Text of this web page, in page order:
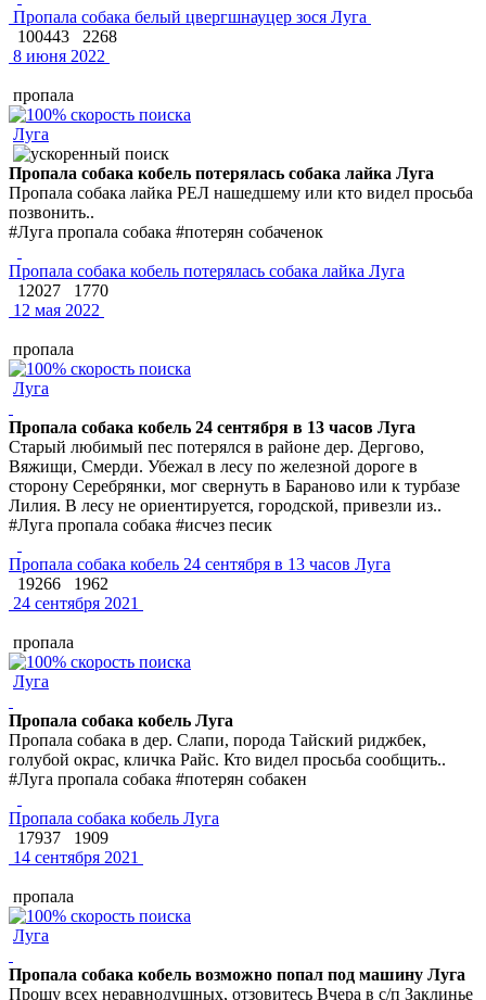
Пропала собака белый цвергшнауцер зося Луга
100443
2268
8 июня 2022
пропала
Луга
Пропала собака кобель потерялась собака лайка Луга
Пропала собака лайка РЕЛ нашедшему или кто видел просьба
позвонить..
#Луга пропала собака #потерян собаченок
Пропала собака кобель потерялась собака лайка Луга
12027
1770
12 мая 2022
пропала
Луга
Пропала собака кобель 24 сентября в 13 часов Луга
Старый любимый пес потерялся в районе дер. Дергово,
Вяжищи, Смерди. Убежал в лесу по железной дороге в
сторону Серебрянки, мог свернуть в Бараново или к турбазе
Лилия. В лесу не ориентируется, городской, привезли из..
#Луга пропала собака #исчез песик
Пропала собака кобель 24 сентября в 13 часов Луга
19266
1962
24 сентября 2021
пропала
Луга
Пропала собака кобель Луга
Пропала собака в дер. Слапи, порода Тайский риджбек,
голубой окрас, кличка Райс. Кто видел просьба сообщить..
#Луга пропала собака #потерян собакен
Пропала собака кобель Луга
17937
1909
14 сентября 2021
пропала
Луга
Пропала собака кобель возможно попал под машину Луга
Прошу всех неравнодушных, отзовитесь Вчера в с/п Заклинье